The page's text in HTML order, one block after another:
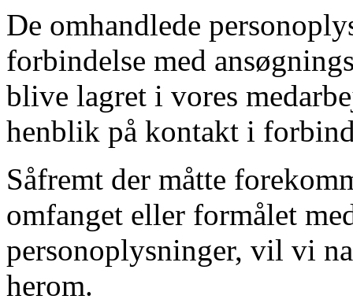
De omhandlede
forbindelse med
blive lagret i vores
henblik på kontakt i
Såfremt der måtte
omfanget eller formålet
personoplysninger, vil vi
herom.